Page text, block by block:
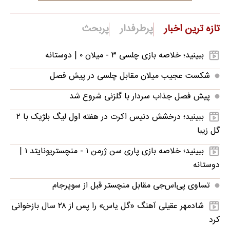
تازه ترین اخبار پرطرفدار پربحث
ببینید؛ خلاصه بازی چلسی ۳ - میلان ۰ | دوستانه
شکست عجیب میلان مقابل چلسی در پیش فصل
پیش فصل جذاب سردار با گلزنی شروع شد
ببینید؛ درخشش دنیس اکرت در هفته اول لیگ بلژیک با ۲
گل زیبا
ببینید؛ خلاصه بازی پاری سن ژرمن ۱ - منچستریونایتد ۱ |
دوستانه
تساوی پی‌اس‌جی مقابل منچستر قبل از سوپرجام
شادمهر عقیلی آهنگ «گل یاس» را پس از ۲۸ سال بازخوانی
کرد